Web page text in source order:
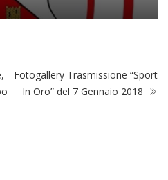
Fotogallery Trasmissione “Sport
In Oro” del 7 Gennaio 2018